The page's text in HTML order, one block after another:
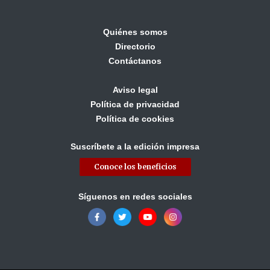
Quiénes somos
Directorio
Contáctanos
Aviso legal
Política de privacidad
Política de cookies
Suscríbete a la edición impresa
Conoce los beneficios
Síguenos en redes sociales